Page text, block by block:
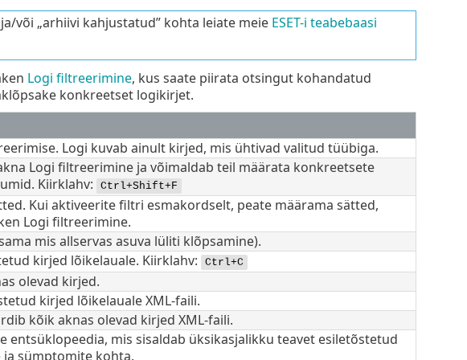
või „arhiivi kahjustatud” kohta leiate meie ESET-i teabebaasi
Logi filtreerimine, kus saate piirata otsingut kohandatud
konkreetset logikirjet.
Logi kuvab ainult kirjed, mis ühtivad valitud tüübiga.
Logi filtreerimine ja võimaldab teil määrata konkreetsete
Kiirklahv:
Ctrl+Shift+F
Kui aktiveerite filtri esmakordselt, peate määrama sätted,
Logi filtreerimine.
mis allservas asuva lüliti klõpsamine).
kirjed lõikelauale. Kiirklahv: Ctrl+C
olevad kirjed.
kirjed lõikelauale XML-faili.
kõik aknas olevad kirjed XML-faili.
entsüklopeedia, mis sisaldab üksikasjalikku teavet esiletõstetud
sümptomite kohta.